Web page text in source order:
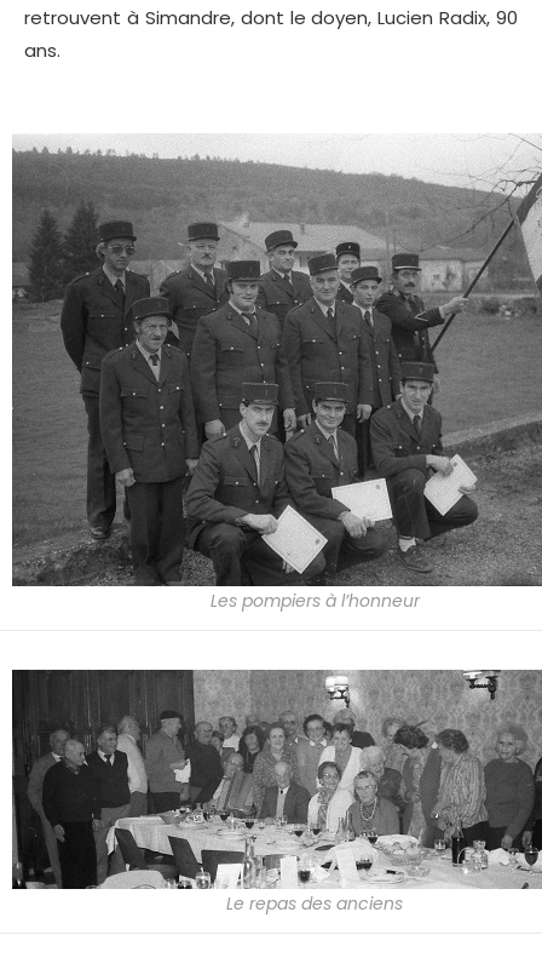
retrouvent à Simandre, dont le doyen, Lucien Radix, 90
ans.
Les pompiers à l’honneur
Le repas des anciens